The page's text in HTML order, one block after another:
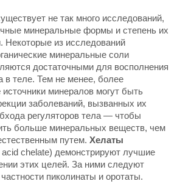
не так много исследований,
минеральные формы и степень их
Некоторые из исследований
минеральные соли
достаточными для восполнения
в теле. Тем не менее, более
минералов могут быть
заболеваний, вызванных их
регуляторов тела — чтобы
больше минеральных веществ, чем
путем. Хелаты
acid chelate) демонстрируют лучшие
этих целей. За ними следуют
пиколинаты и оротаты.